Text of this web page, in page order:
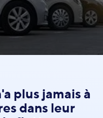
plus jamais à
dans leur